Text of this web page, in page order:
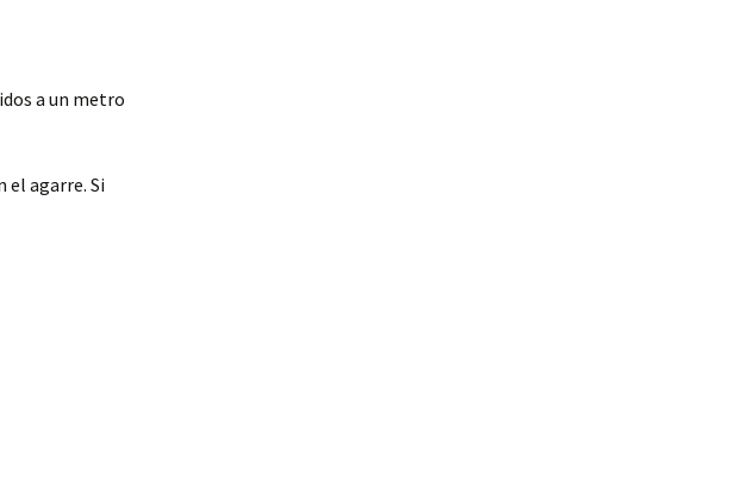
a un metro
agarre. Si